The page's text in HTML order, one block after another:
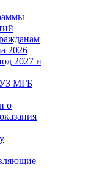
2026
2027 и
МГБ
о